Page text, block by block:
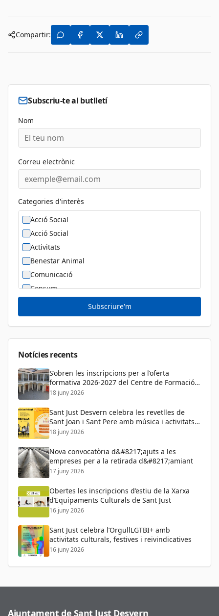
Compartir:
Subscriu-te al butlletí
Nom
Correu electrònic
Categories d'interès
Acció Social
Acció Social
Activitats
Benestar Animal
Comunicació
Consum
Diversitat Sexual i de Gènere
Dona
Subscriure'm
Notícies recents
S’obren les inscripcions per a l’oferta
formativa 2026-2027 del Centre de Formació
de Persones Adultes
18 juny 2026
Sant Just Desvern celebra les revetlles de
Sant Joan i Sant Pere amb música i activitats
per a tots els públics
18 juny 2026
Nova convocatòria d&#8217;ajuts a les
empreses per a la retirada d&#8217;amiant
17 juny 2026
Obertes les inscripcions d’estiu de la Xarxa
d’Equipaments Culturals de Sant Just
16 juny 2026
Sant Just celebra l’OrgullLGTBI+ amb
activitats culturals, festives i reivindicatives
16 juny 2026
Ajuntament de Sant Just Desvern